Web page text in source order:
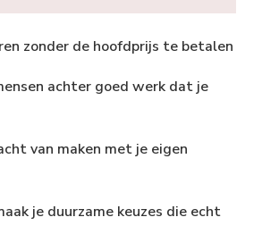
zonder de hoofdprijs te betalen
achter goed werk dat je
van maken met je eigen
je duurzame keuzes die echt